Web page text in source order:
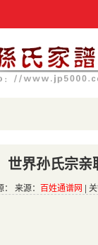
世界孙氏宗
来源： 百姓通谱网 |